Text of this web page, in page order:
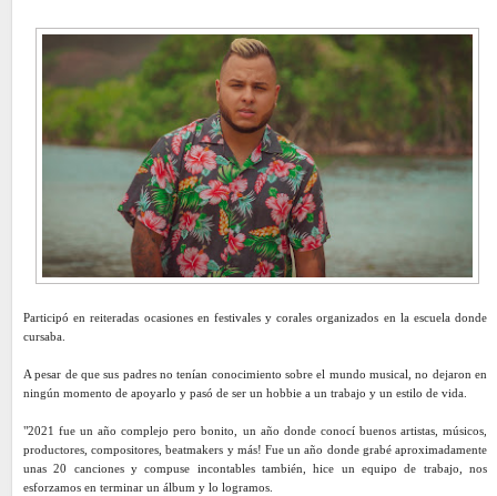
Participó en reiteradas ocasiones en festivales y corales organizados en la escuela donde
cursaba.
A pesar de que sus padres no tenían conocimiento sobre el mundo musical, no dejaron en
ningún momento de apoyarlo y pasó de ser un hobbie a un trabajo y un estilo de vida.
"2021 fue un año complejo pero bonito, un año donde conocí buenos artistas, músicos,
productores, compositores, beatmakers y más! Fue un año donde grabé aproximadamente
unas 20 canciones y compuse incontables también, hice un equipo de trabajo, nos
esforzamos en terminar un álbum y lo logramos.